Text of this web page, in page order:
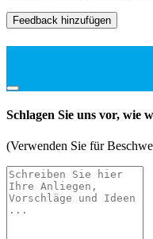
Feedback hinzufügen
Schlagen Sie uns vor, wie
(Verwenden Sie für